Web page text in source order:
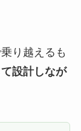
り越えるも
設計しなが